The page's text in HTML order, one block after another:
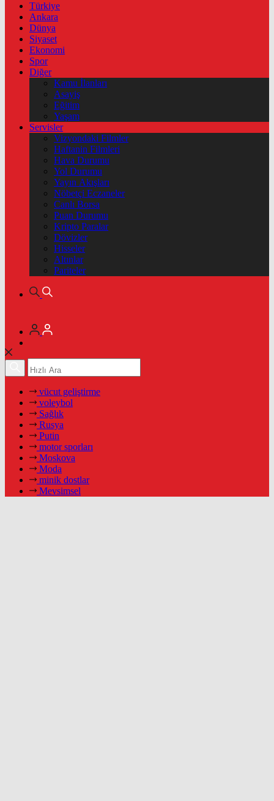
Türkiye
Ankara
Dünya
Siyaset
Ekonomi
Spor
Diğer
Kamu İlanları
Asayiş
Eğitim
Yaşam
Servisler
Vizyondaki Filmler
Haftanin Filmleri
Hava Durumu
Yol Durumu
Yayın Akışları
Nöbetçi Eczaneler
Canlı Borsa
Puan Durumu
Kripto Paralar
Dövizler
Hisseler
Altınlar
Pariteler
vücut geliştirme
voleybol
Sağlık
Rusya
Putin
motor sporları
Moskova
Moda
minik dostlar
Mevsimsel